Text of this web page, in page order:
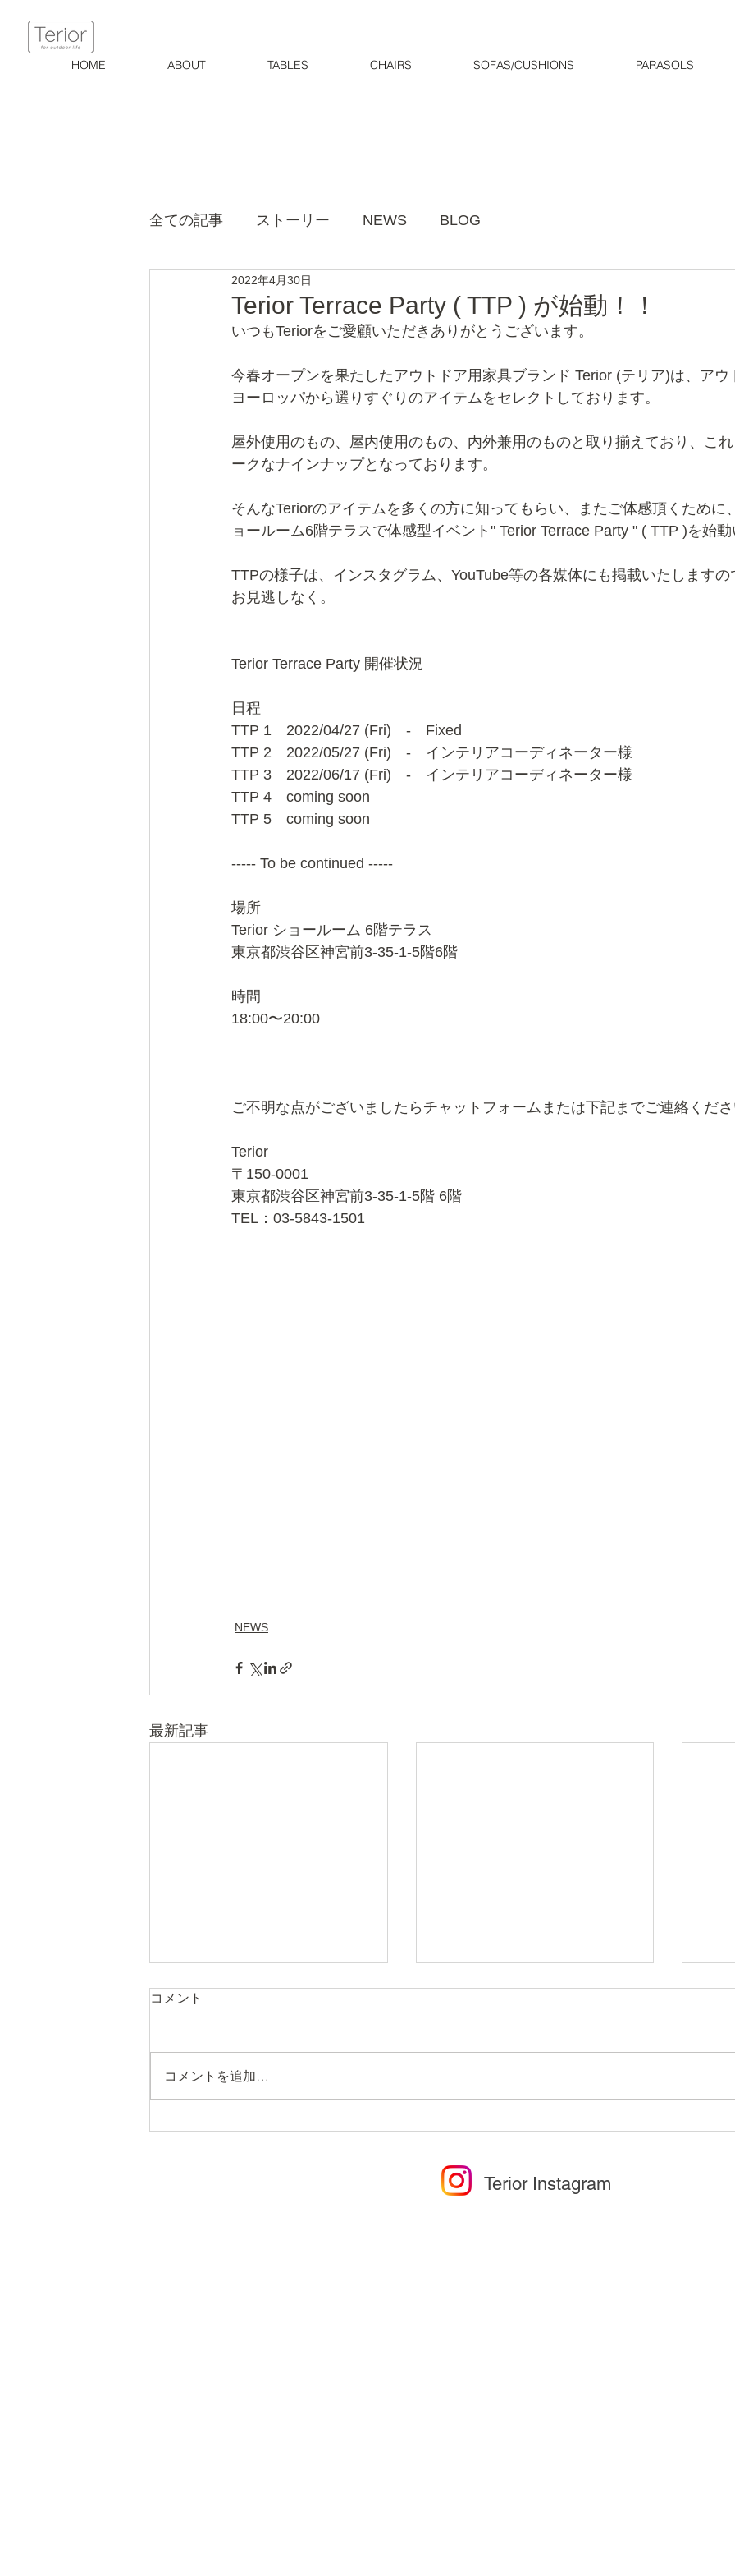
HOME ABOUT TABLES CHAIRS SOFAS/CUSHIONS PARASOLS
全ての記事 ストーリー NEWS BLOG
Terior Terrace Party ( TTP ) が始動！！
2022年4月30日
いつもTeriorをご愛顧いただきありがとうございます。
今春オープンを果たしたアウトドア用家具ブランド Terior (テリア)は、アウ
ヨーロッパから選りすぐりのアイテムをセレクトしております。
屋外使用のもの、屋内使用のもの、内外兼用のものと取り揃えており、こ
ークなナインナップとなっております。
そんなTeriorのアイテムを多くの方に知ってもらい、またご体感頂くために
ョールーム6階テラスで体感型イベント" Terior Terrace Party " ( TTP )を始
TTPの様子は、インスタグラム、YouTube等の各媒体にも掲載いたします
お見逃しなく。
Terior Terrace Party 開催状況
日程
TTP 1　2022/04/27 (Fri)　-　Fixed
TTP 2　2022/05/27 (Fri)　-　インテリアコーディネーター様
TTP 3　2022/06/17 (Fri)　-　インテリアコーディネーター様
TTP 4　coming soon
TTP 5　coming soon
----- To be continued -----
場所
Terior ショールーム 6階テラス
東京都渋谷区神宮前3-35-1-5階6階
時間
18:00〜20:00
ご不明な点がございましたらチャットフォームまたは下記までご連絡くだ
Terior
〒150-0001
東京都渋谷区神宮前3-35-1-5階 6階
TEL：03-5843-1501
NEWS
最新記事
コメント
コメントを追加…
Terior Instagram